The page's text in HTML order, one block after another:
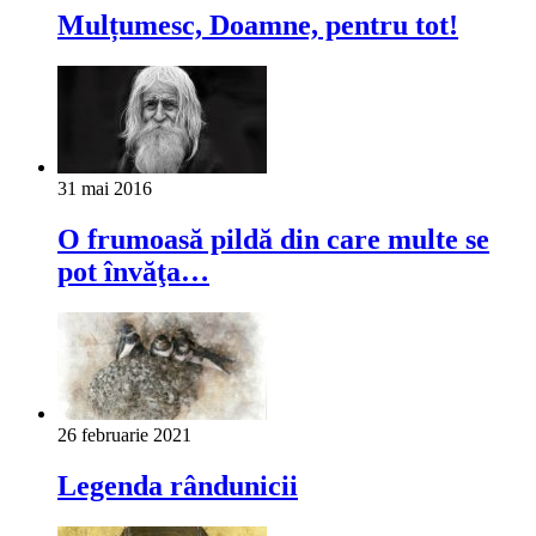
Mulțumesc, Doamne, pentru tot!
31 mai 2016
O frumoasă pildă din care multe se
pot învăţa…
26 februarie 2021
Legenda rândunicii